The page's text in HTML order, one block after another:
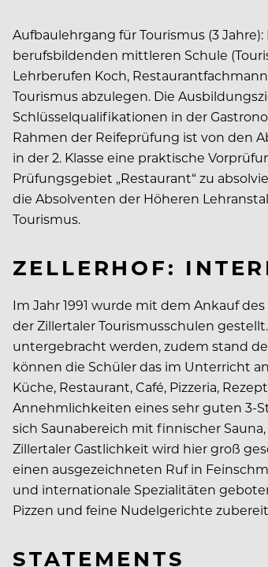
Aufbaulehrgang für Tourismus (3
berufsbildenden mittleren Schule
Lehrberufen Koch,
Tourismus abzulegen. Die
Schlüsselqualifikationen in der
Rahmen der Reifeprüfung ist von den
in der 2. Klasse eine praktische
Prüfungsgebiet „Restaurant“ zu
die Absolventen der Höheren
Tourismus.
ZELLERHOF:
Im Jahr 1991 wurde mit dem Ankauf
der Zillertaler Tourismusschulen
untergebracht werden, zudem stand
können die Schüler das im Unterricht
Küche, Restaurant, Café, Pizzeria,
Annehmlichkeiten eines sehr guten 3-
sich Saunabereich mit finnischer
Zillertaler Gastlichkeit wird hier groß
einen ausgezeichneten Ruf in
und internationale Spezialitäten
Pizzen und feine Nudelgerichte
STATEMENTS